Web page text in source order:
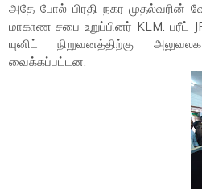
அதே போல் பிரதி நகர முதல்வரின்
மாகாண சபை உறுப்பினர் KLM. பரீட்
யுனிட் நிறுவனத்திற்கு
வைக்கப்பட்டன.